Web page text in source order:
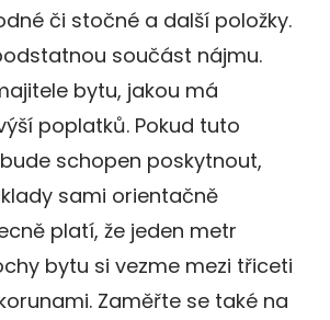
či stočné a další položky.
součást nájmu.
bytu, jakou má
poplatků. Pokud tuto
schopen poskytnout,
sami orientačně
platí, že jeden metr
bytu si vezme mezi třiceti
Zaměřte se také na